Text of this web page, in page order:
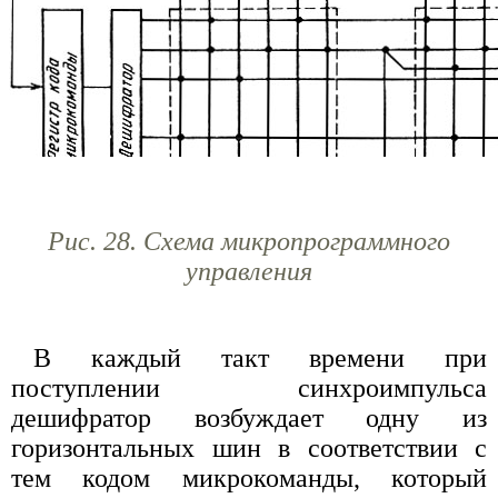
Рис. 28. Схема микропрограммного
управления
В каждый такт времени при
поступлении синхроимпульса
дешифратор возбуждает одну из
горизонтальных шин в соответствии с
тем кодом микрокоманды, который